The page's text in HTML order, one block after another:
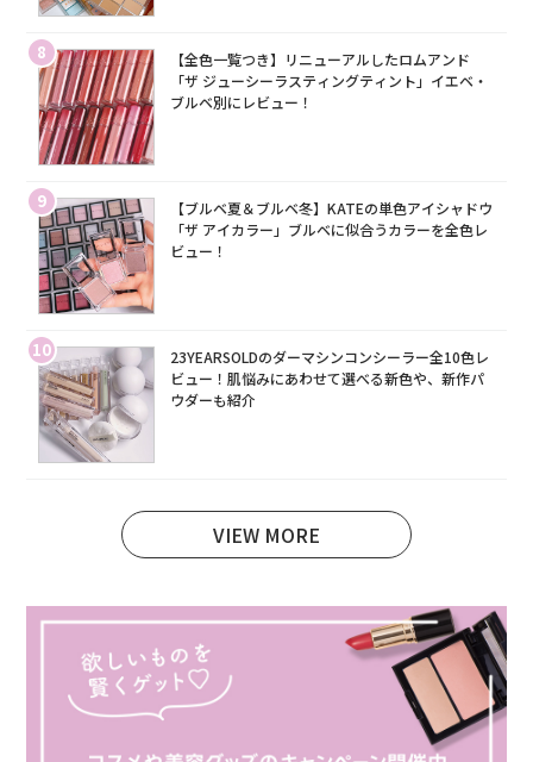
8
【全色一覧つき】リニューアルしたロムアンド
「ザ ジューシーラスティングティント」イエベ・
ブルベ別にレビュー！
9
【ブルベ夏＆ブルベ冬】KATEの単色アイシャドウ
「ザ アイカラー」ブルベに似合うカラーを全色レ
ビュー！
10
23YEARSOLDのダーマシンコンシーラー全10色レ
ビュー！肌悩みにあわせて選べる新色や、新作パ
ウダーも紹介
VIEW MORE